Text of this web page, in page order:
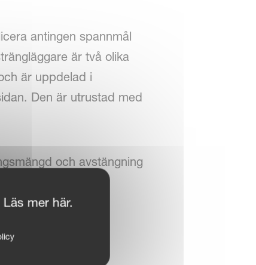
antingen spannmål
är två olika
är uppdelad i
Den är utrustad med
och avstängning
mer här.